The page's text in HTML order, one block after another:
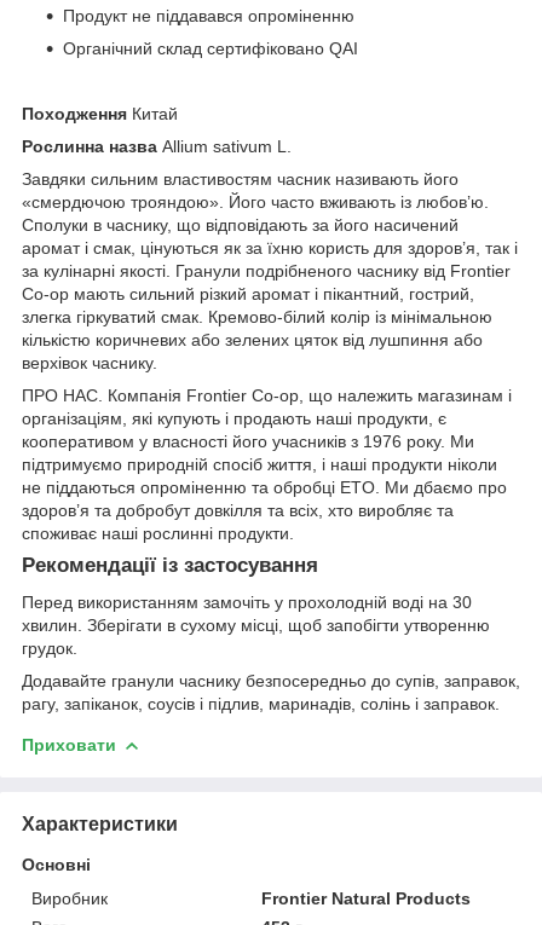
Продукт не піддавався опроміненню
Органічний склад сертифіковано QAI
Походження Китай
Рослинна назва Allium sativum L.
Завдяки сильним властивостям часник називають його
«смердючою трояндою». Його часто вживають із любов’ю.
Сполуки в часнику, що відповідають за його насичений
аромат і смак, цінуються як за їхню користь для здоров’я, так і
за кулінарні якості. Гранули подрібненого часнику від Frontier
Co-op мають сильний різкий аромат і пікантний, гострий,
злегка гіркуватий смак. Кремово-білий колір із мінімальною
кількістю коричневих або зелених цяток від лушпиння або
верхівок часнику.
ПРО НАС. Компанія Frontier Co-op, що належить магазинам і
організаціям, які купують і продають наші продукти, є
кооперативом у власності його учасників з 1976 року. Ми
підтримуємо природній спосіб життя, і наші продукти ніколи
не піддаються опроміненню та обробці ETO. Ми дбаємо про
здоров’я та добробут довкілля та всіх, хто виробляє та
споживає наші рослинні продукти.
Рекомендації із застосування
Перед використанням замочіть у прохолодній воді на 30
хвилин. Зберігати в сухому місці, щоб запобігти утворенню
грудок.
Додавайте гранули часнику безпосередньо до супів, заправок,
рагу, запіканок, соусів і підлив, маринадів, солінь і заправок.
Приховати
Характеристики
Основні
Виробник
Frontier Natural Products